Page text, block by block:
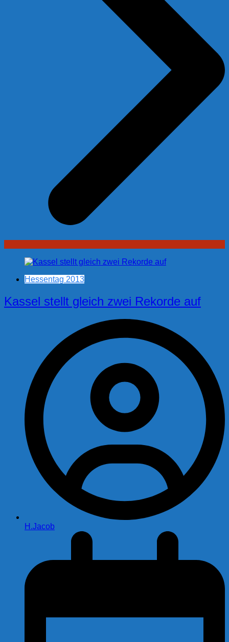
Hessentag 2013
Kassel stellt gleich zwei Rekorde auf
H.Jacob